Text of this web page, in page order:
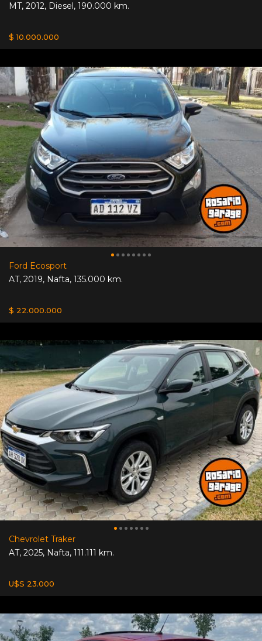
MT, 2012, Diesel, 190.000 km.
$ 10.000.000
Ford Ecosport
AT, 2019, Nafta, 135.000 km.
$ 22.000.000
Chevrolet Traker
AT, 2025, Nafta, 111.111 km.
U$S 23.000